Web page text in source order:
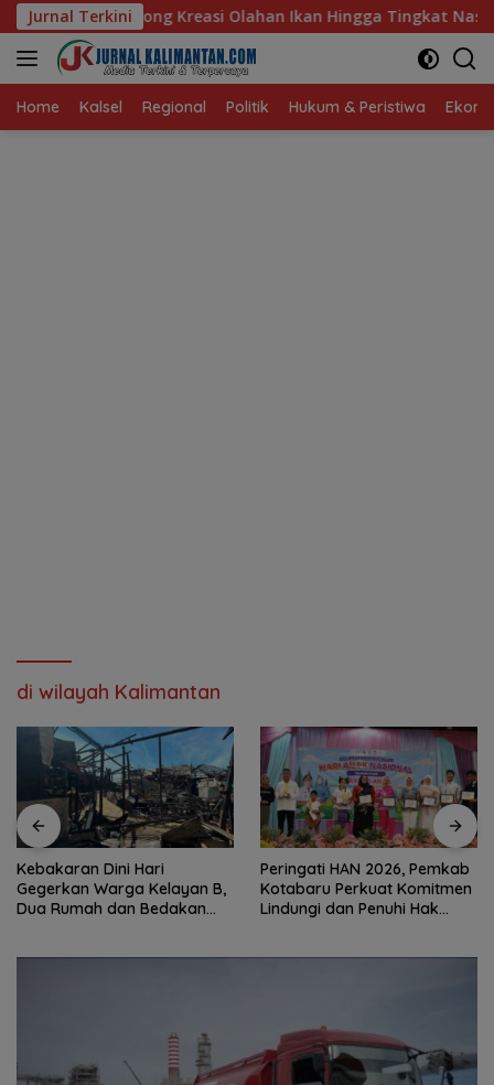
Langsung
ke
konten
Jurnal Terkini
Olahan Ikan Hingga Tingkat Nasional Pada Lomba Masak
Home Kalsel Regional Politik Hukum & Peristiwa
di wilayah Kalimantan
Kebakaran Dini Hari
Gegerkan Warga Kelayan B,
Dua Rumah dan Bedakan
Peringati HAN 2026, Pemkab
Kotabaru Perkuat Komitmen
Lindungi dan Penuhi Hak